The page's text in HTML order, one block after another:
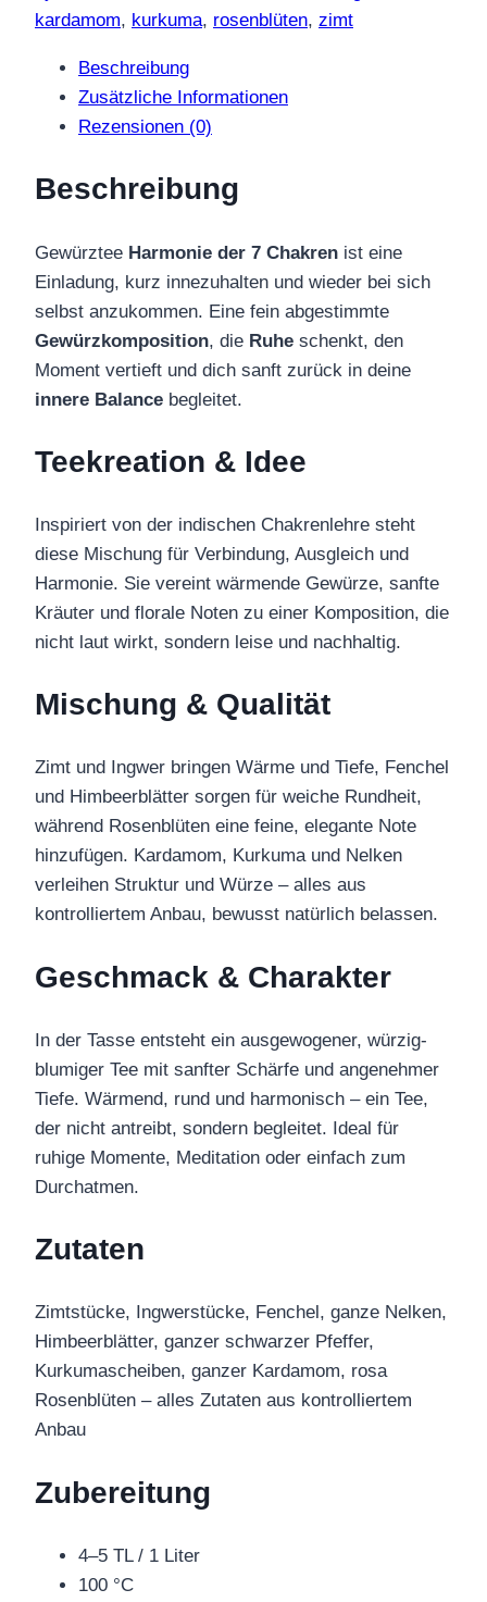
Menge
kardamom, kurkuma, rosenblüten, zimt
Beschreibung
Zusätzliche Informationen
Rezensionen (0)
Beschreibung
Gewürztee Harmonie der 7 Chakren ist eine
Einladung, kurz innezuhalten und wieder bei sich
selbst anzukommen. Eine fein abgestimmte
Gewürzkomposition, die Ruhe schenkt, den
Moment vertieft und dich sanft zurück in deine
innere Balance begleitet.
Teekreation & Idee
Inspiriert von der indischen Chakrenlehre steht
diese Mischung für Verbindung, Ausgleich und
Harmonie. Sie vereint wärmende Gewürze, sanfte
Kräuter und florale Noten zu einer Komposition, die
nicht laut wirkt, sondern leise und nachhaltig.
Mischung & Qualität
Zimt und Ingwer bringen Wärme und Tiefe, Fenchel
und Himbeerblätter sorgen für weiche Rundheit,
während Rosenblüten eine feine, elegante Note
hinzufügen. Kardamom, Kurkuma und Nelken
verleihen Struktur und Würze – alles aus
kontrolliertem Anbau, bewusst natürlich belassen.
Geschmack & Charakter
In der Tasse entsteht ein ausgewogener, würzig-
blumiger Tee mit sanfter Schärfe und angenehmer
Tiefe. Wärmend, rund und harmonisch – ein Tee,
der nicht antreibt, sondern begleitet. Ideal für
ruhige Momente, Meditation oder einfach zum
Durchatmen.
Zutaten
Zimtstücke, Ingwerstücke, Fenchel, ganze Nelken,
Himbeerblätter, ganzer schwarzer Pfeffer,
Kurkumascheiben, ganzer Kardamom, rosa
Rosenblüten – alles Zutaten aus kontrolliertem
Anbau
Zubereitung
4–5 TL / 1 Liter
100 °C